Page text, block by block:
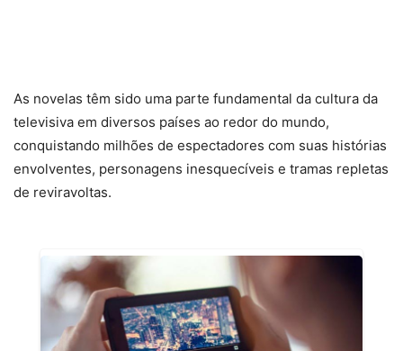
As novelas têm sido uma parte fundamental da cultura da
televisiva em diversos países ao redor do mundo,
conquistando milhões de espectadores com suas histórias
envolventes, personagens inesquecíveis e tramas repletas
de reviravoltas.